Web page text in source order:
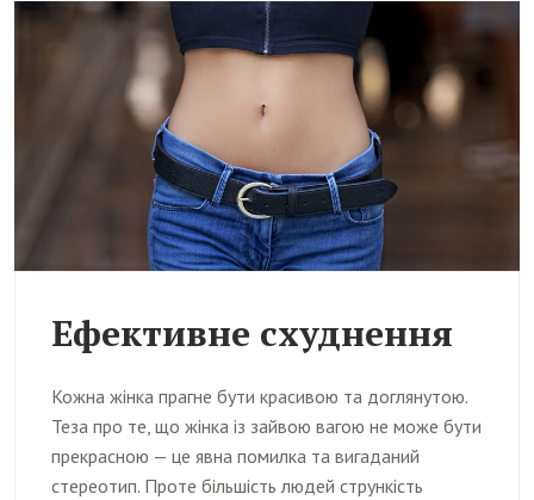
Ефективне схуднення
Кожна жінка прагне бути красивою та доглянутою.
Теза про те, що жінка із зайвою вагою не може бути
прекрасною — це явна помилка та вигаданий
стереотип. Проте більшість людей стрункість